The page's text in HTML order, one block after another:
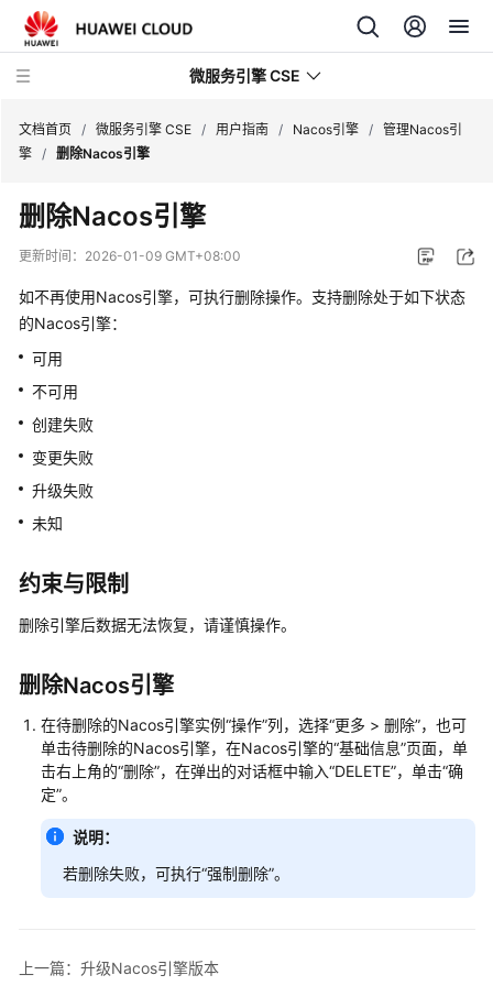
微服务引擎 CSE
最
新
动
产
介
绍
费
说
明
快
速
入
用
户
指
南
使
用
CSE
文档首页 / 微服务引擎 CSE / 用户指南 / Nacos引擎 / 管理Nacos引
擎 / 删除Nacos引擎
删除Nacos引擎
更新时间： 2026-01-09 GMT+08:00
如不再使用Nacos引擎，可执行删除操作。支持删除处于如下状态
的Nacos引擎：
可用
不可用
创建失败
变更失败
升级失败
未知
约束与限制
删除引擎后数据无法恢复，请谨慎操作。
删除Nacos引擎
在待删除的Nacos引擎实例“操作”列，选择“更多 > 删除”，也可
单击待删除的Nacos引擎，在Nacos引擎的“基础信息”页面，单
击右上角的“删除”，在弹出的对话框中输入“DELETE”，单击“确
定”。
说明：
若删除失败，可执行“强制删除”。
上一篇：升级Nacos引擎版本